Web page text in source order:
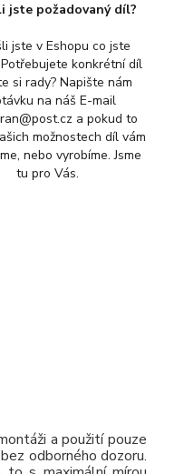
jste požadovaný díl?
jste v Eshopu co jste
konkrétní díl
si rady? Napište nám
na náš E-mail
a pokud to
možnostech díl vám
nebo vyrobíme. Jsme
tu pro Vás.
a použití pouze
odborného dozoru.